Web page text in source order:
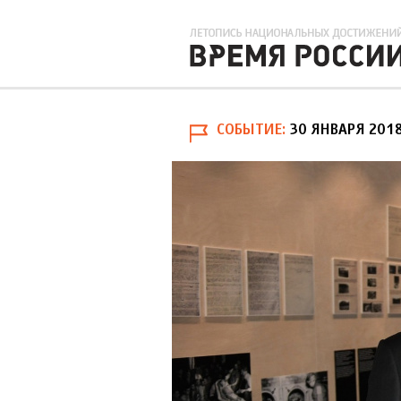
СОБЫТИЕ 30 ЯНВАРЯ